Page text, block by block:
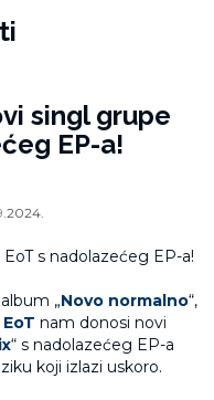
singl grupe
EP-a!
„Novo normalno“,
EoT nam donosi novi
“ s nadolazećeg EP-a
koji izlazi uskoro.